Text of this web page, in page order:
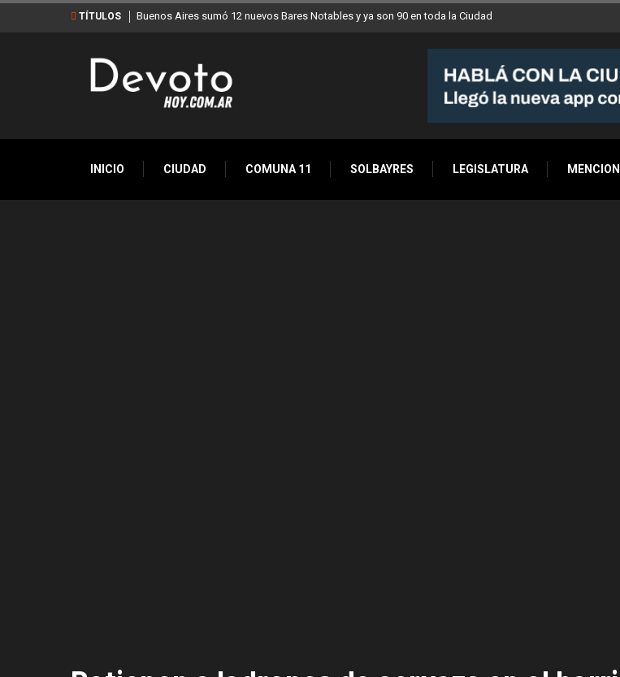
TÍTULOS Buenos Aires sumó 12 nuevos Bares Notables y ya son 90 en toda la Ciudad
INICIO CIUDAD COMUNA 11 SOLBAYRES LEGISLATURA